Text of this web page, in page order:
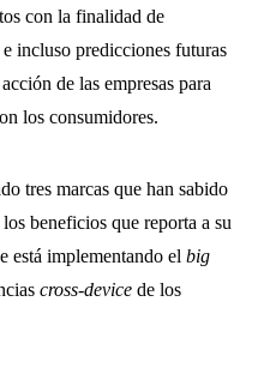
con la finalidad de
incluso predicciones futuras
de las empresas para
los consumidores.
tres marcas que han sabido
beneficios que reporta a su
está implementando el big
cross-device de los